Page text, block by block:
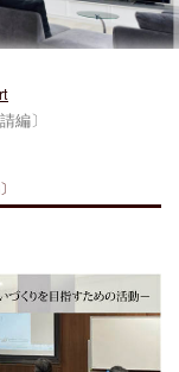
編〕